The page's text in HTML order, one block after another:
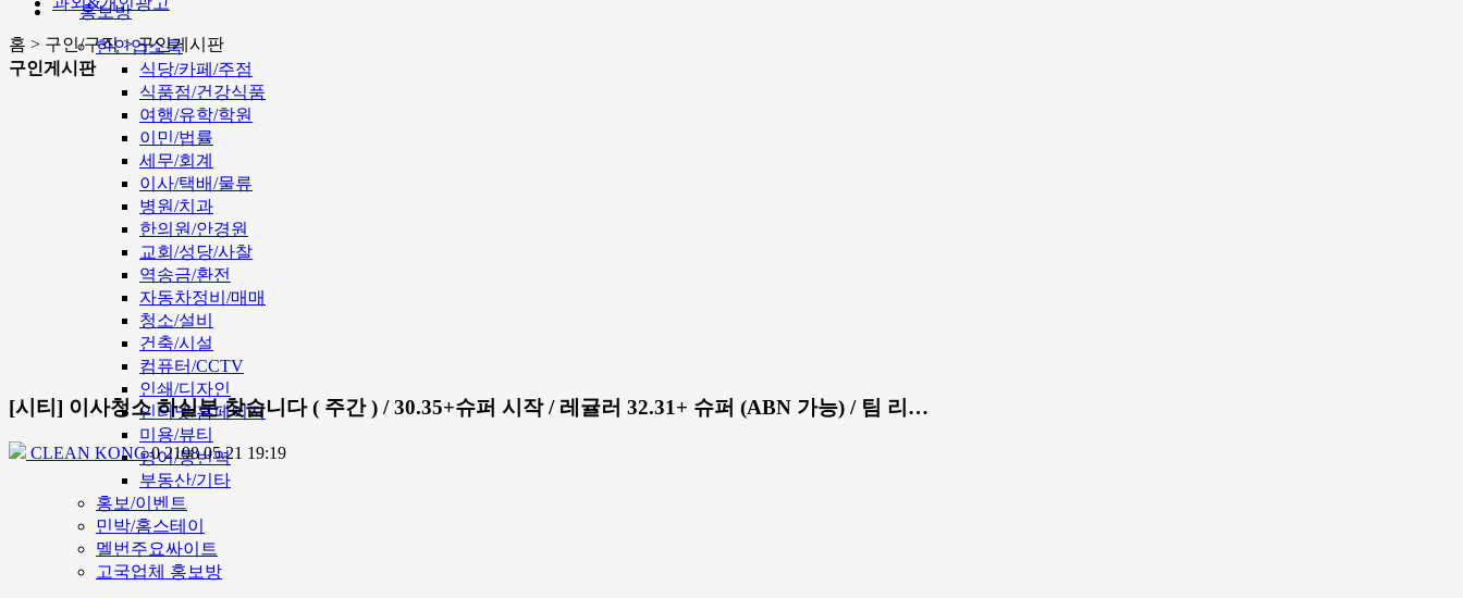
홍보방
한인업소록
식당/카페/주점
식품점/건강식품
여행/유학/학원
이민/법률
세무/회계
이사/택배/물류
병원/치과
한의원/안경원
교회/성당/사찰
역송금/환전
자동차정비/매매
청소/설비
건축/시설
컴퓨터/CCTV
인쇄/디자인
인터넷/홈페이지
미용/뷰티
영어/통번역
부동산/기타
홍보/이벤트
민박/홈스테이
멜번주요싸이트
고국업체 홍보방
홈 > 구인/구직 > 구인게시판
구인게시판
[시티] 이사청소 하실분 찾습니다 ( 주간 ) / 30.35+슈퍼 시작 / 레귤러 32.31+ 슈퍼 (ABN 가능) / 팀 리…
CLEAN KONG 0219805.21 19:19